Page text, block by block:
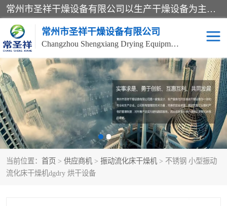
常州市圣祥干燥设备有限公司以生产干燥设备为主导产品，提供：干燥设备、干燥机、混合机、气流干燥机、烘箱、热风循环烘箱、沸腾干燥机、烘干机、喷雾干燥机等产品的生产、制造与销售服务。
常州市圣祥干燥设备有限公司
Changzhou Shengxiang Drying Equipment Co. , Ltd.
当前位置： 首页 > 供应商机 > 振动流化床干燥机 > 不锈钢 小型振动
流化床干燥机dgdry 烘干设备
单锥真空干燥机 双锥真空干燥机
气流干燥机 滚筒刮板干燥机
干燥机 闪蒸干燥机
桨叶干燥机 高速混合机